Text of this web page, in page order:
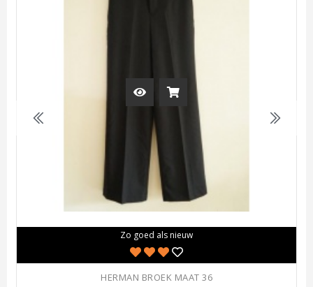
Zo goed als nieuw
HERMAN BROEK MAAT 36